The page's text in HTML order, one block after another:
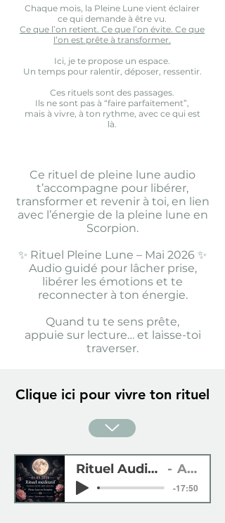
Chaque mois, la Pleine Lune vient éclairer
ce qui demande à être vu.
Ce que l’on retient. Ce que l’on évite. Ce que
l’on est prête à transformer.
Ici, je te propose un espace.
Un temps pour ralentir, déposer, ressentir.
Ces rituels sont des passages.
Ils ne sont pas à “faire parfaitement”,
mais à vivre, à ton rythme, avec ce qui est
là.
Ce rituel de pleine lune audio
t’accompagne pour libérer,
transformer et revenir à toi, en lien
avec l’énergie de la pleine lune en
Scorpion.
✨ Rituel Pleine Lune – Mai 2026 ✨
Audio guidé pour lâcher prise,
libérer les émotions et te
reconnecter à ton énergie.
Quand tu te sens prête,
appuie sur lecture… et laisse-toi
traverser.
Clique ici pour vivre ton rituel
Clique ici pour vivre ton rituel
Rituel Audio Pleine Lune 01 05 2026 Alicia Renou
-17:50